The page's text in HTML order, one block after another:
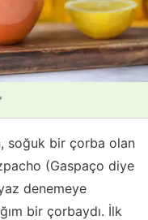
soğuk bir çorba olan
(Gaspaço diye
denemeye
bir çorbaydı. İlk